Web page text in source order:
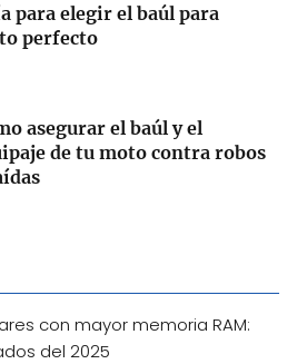
para elegir el baúl para
perfecto
asegurar el baúl y el
de tu moto contra robos
con mayor memoria RAM:
del 2025